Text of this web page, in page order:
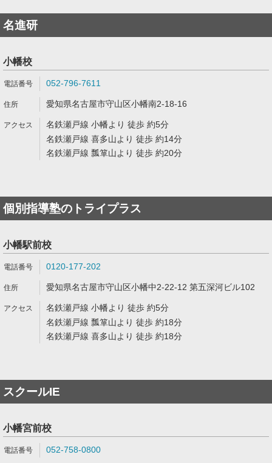
名進研
小幡校
052-796-7611
愛知県名古屋市守山区小幡南2-18-16
名鉄瀬戸線 小幡より 徒歩 約5分
名鉄瀬戸線 喜多山より 徒歩 約14分
名鉄瀬戸線 瓢箪山より 徒歩 約20分
個別指導塾のトライプラス
小幡駅前校
0120-177-202
愛知県名古屋市守山区小幡中2-22-12 第五深河ビル102
名鉄瀬戸線 小幡より 徒歩 約5分
名鉄瀬戸線 瓢箪山より 徒歩 約18分
名鉄瀬戸線 喜多山より 徒歩 約18分
スクールIE
小幡宮前校
052-758-0800